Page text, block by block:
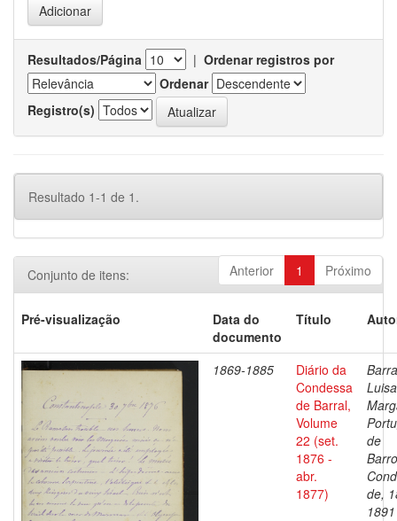
Resultados/Página | Ordenar registros por
Ordenar
Registro(s)
Resultado 1-1 de 1.
Anterior 1 Próximo
Conjunto de itens:
Pré-visualização
Data do
documento
Título
1869-1885
Diário da
Condessa
de Barral,
Volume
22 (set.
1876 -
abr.
1877)
Luisa
de
de,
1891